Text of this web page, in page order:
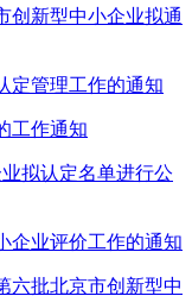
创新型中小企业拟通
定管理工作的通知
工作通知
拟认定名单进行公
企业评价工作的通知
六批北京市创新型中